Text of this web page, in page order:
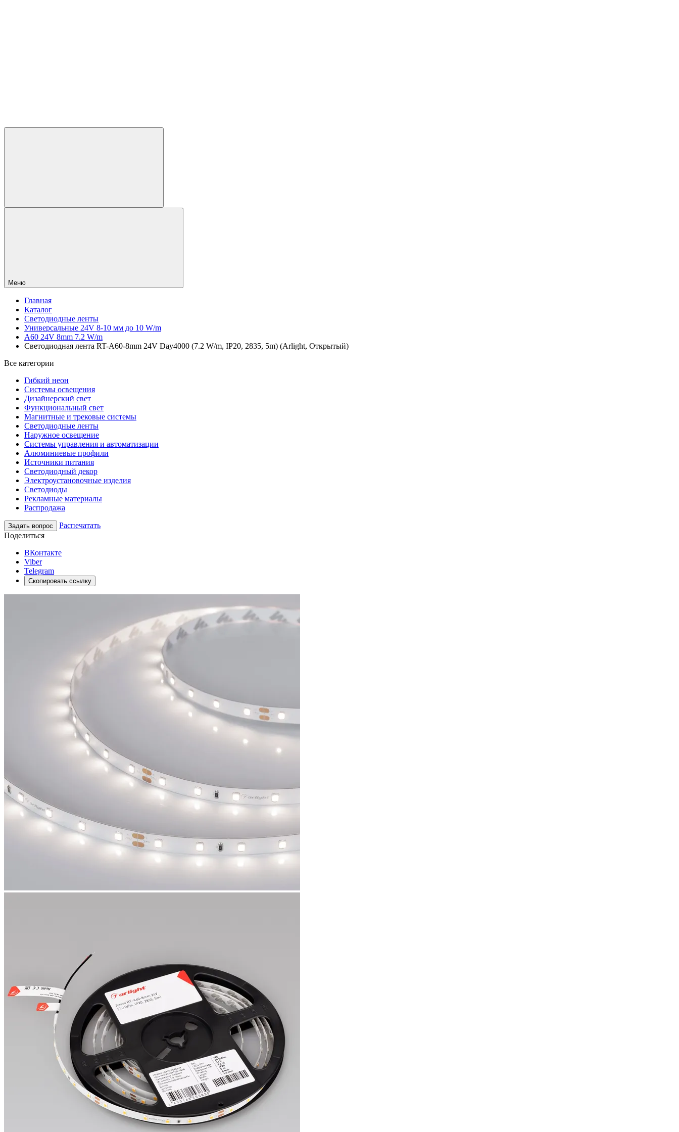
Меню
Главная
Каталог
Светодиодные ленты
Универсальные 24V 8-10 мм до 10 W/m
A60 24V 8mm 7.2 W/m
Светодиодная лента RT-A60-8mm 24V Day4000 (7.2 W/m, IP20, 2835, 5m) (Arlight, Открытый)
Все категории
Гибкий неон
Системы освещения
Дизайнерский свет
Функциональный свет
Магнитные и трековые системы
Светодиодные ленты
Наружное освещение
Системы управления и автоматизации
Алюминиевые профили
Источники питания
Светодиодный декор
Электроустановочные изделия
Светодиоды
Рекламные материалы
Распродажа
Задать вопрос
Распечатать
Поделиться
ВКонтакте
Viber
Telegram
Скопировать ссылку